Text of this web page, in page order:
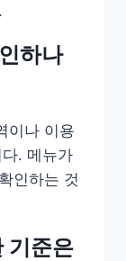
하나
이나 이용
. 메뉴가
인하는 것
기준은